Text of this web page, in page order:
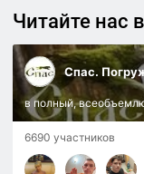
Читайте нас
Спас.
в полный,
6690 участников